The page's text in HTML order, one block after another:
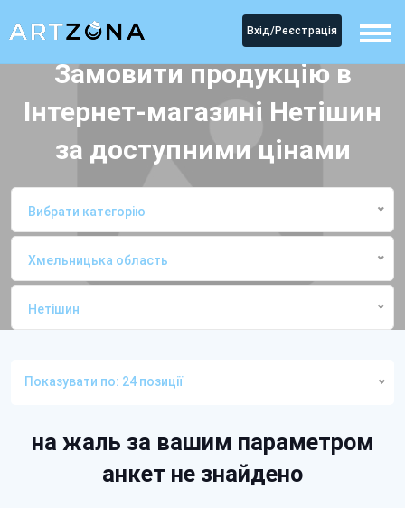
Вхід/Реєстрація
Замовити продукцію в
Інтернет-магазині Нетішин
за доступними цінами
Вибрати категорію
Хмельницька область
Нетішин
Показувати по: 24 позиції
на жаль за вашим параметром
анкет не знайдено